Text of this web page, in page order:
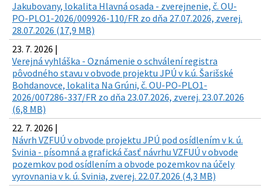
Jakubovany, lokalita Hlavná osada - zverejnenie, č. OU-
PO-PLO1-2026/009926-110/FR zo dňa 27.07.2026, zverej.
28.07.2026 (17,9 MB)
23. 7. 2026 |
Verejná vyhláška - Oznámenie o schválení registra
pôvodného stavu v obvode projektu JPÚ v k.ú. Šarišské
Bohdanovce, lokalita Na Grúni, č. OU-PO-PLO1-
2026/007286-337/FR zo dňa 23.07.2026, zverej. 23.07.2026
(6,8 MB)
22. 7. 2026 |
Návrh VZFUÚ v obvode projektu JPÚ pod osídlením v k. ú.
Svinia - písomná a grafická časť návrhu VZFUÚ v obvode
pozemkov pod osídlením a obvode pozemkov na účely
vyrovnania v k. ú. Svinia, zverej. 22.07.2026 (4,3 MB)